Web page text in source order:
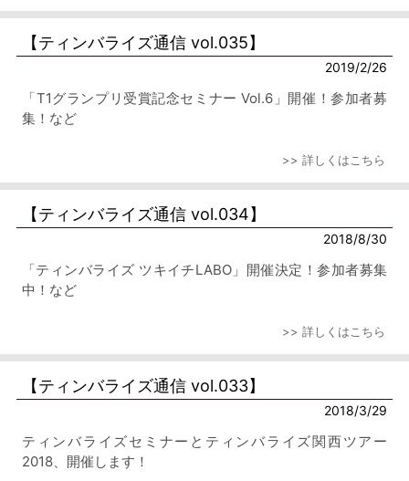
【ティンバライズ通信 vol.035】
2019/2/26
「T1グランプリ受賞記念セミナー Vol.6」開催！参加者募
集！など
>> 詳しくはこちら
【ティンバライズ通信 vol.034】
2018/8/30
「ティンバライズ ツキイチLABO」開催決定！参加者募集
中！など
>> 詳しくはこちら
【ティンバライズ通信 vol.033】
2018/3/29
ティンバライズセミナーとティンバライズ関西ツアー
2018、開催します！